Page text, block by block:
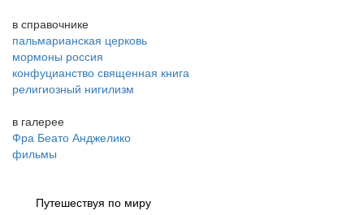
в справочнике
пальмарианская церковь
мормоны россия
конфуцианство священная книга
религиозный нигилизм
в галерее
Фра Беато Анджелико
фильмы
Путешествуя по миру